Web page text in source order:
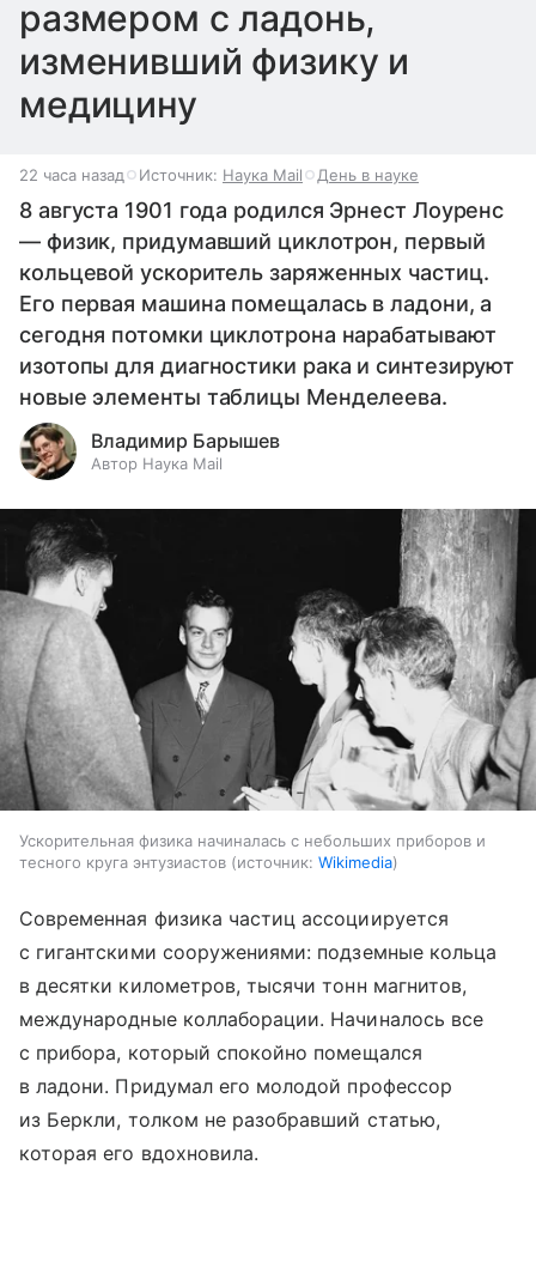
размером с ладонь,
изменивший физику и
медицину
22 часа назад Источник: Наука Mail День в науке
8 августа 1901 года родился Эрнест Лоуренс
— физик, придумавший циклотрон, первый
кольцевой ускоритель заряженных частиц.
Его первая машина помещалась в ладони, а
сегодня потомки циклотрона нарабатывают
изотопы для диагностики рака и синтезируют
новые элементы таблицы Менделеева.
Владимир Барышев
Автор Наука Mail
Ускорительная физика начиналась с небольших приборов и
тесного круга энтузиастов
источник: Wikimedia
Современная физика частиц ассоциируется
с гигантскими сооружениями: подземные кольца
в десятки километров, тысячи тонн магнитов,
международные коллаборации. Начиналось все
с прибора, который спокойно помещался
в ладони. Придумал его молодой профессор
из Беркли, толком не разобравший статью,
которая его вдохновила.